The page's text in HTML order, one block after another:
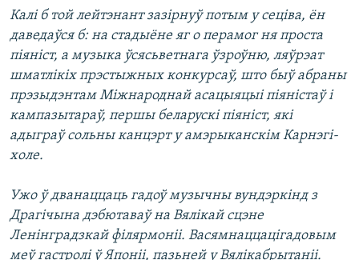
Калі б той лейтэнант зазірнуў потым у сеціва, ён
даведаўся б: на стадыёне яг о перамог ня проста
піяніст, а музыка ўсясьветнага ўзроўню, ляўрэат
шматлікіх прэстыжных конкурсаў, што быў абраны
прэзыдэнтам Міжнароднай асацыяцыі піяністаў і
кампазытараў, першы беларускі піяніст, які
адыграў сольны канцэрт у амэрыканскім Карнэгі-
холе.
Ужо ў дванаццаць гадоў музычны вундэркінд з
Драгічына дэбютаваў на Вялікай сцэне
Ленінградзкай філярмоніі. Васямнаццацігадовым
меў гастролі ў Японіі, пазьней у Вялікабрытаніі.